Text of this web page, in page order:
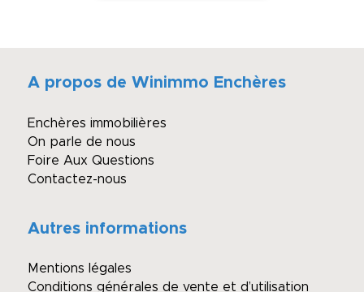
A propos de Winimmo Enchères
Enchères immobilières
On parle de nous
Foire Aux Questions
Contactez-nous
Autres informations
Mentions légales
Conditions générales de vente et d’utilisation